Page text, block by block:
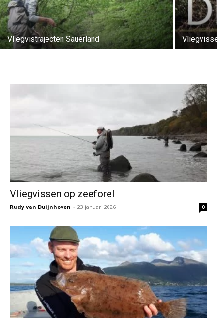
Vliegvistrajecten Sauerland
Vliegvissen op zeeforel
Rudy van Duijnhoven - 23 januari 2026 0